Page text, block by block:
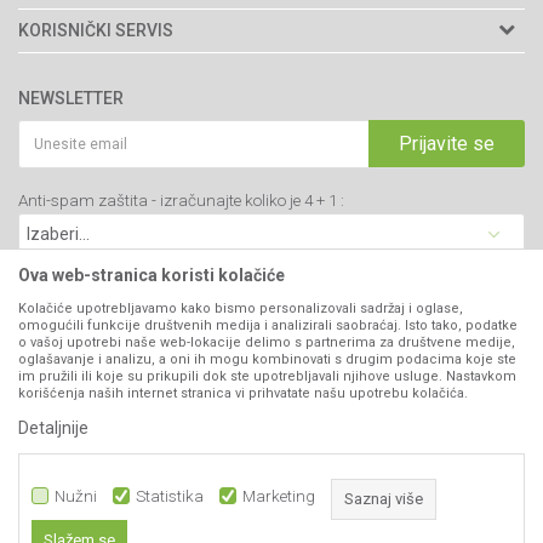
Adresa: Kraljevačkog bataljona 235/2
34000 Kragujevac, Srbija
webshop@agromarket.rs
PIB: 102135221
Matični broj: 07593252
O nama
Prodavnice
Brendovi
Katalozi
Blog
Najčešća pitanja
KORISNIČKI SERVIS
Politika privatnosti
Kako kupiti
Isporuka
Click & Collect
Načini plaćanja
Plaćanje karticama
Web kredit Raiffeisen banke
Pravo na odustajanje
Reklamacije
Zamena artikala
NEWSLETTER
Prijavite se
Anti-spam zaštita - izračunajte koliko je 4 + 1 :
VIBER I SMS NEWSLETTER
Prijavite se
PRATITE NAS
Ova web-stranica koristi kolačiće
Kolačiće upotrebljavamo kako bismo personalizovali sadržaj i oglase,
omogućili funkcije društvenih medija i analizirali saobraćaj. Isto tako, podatke
o vašoj upotrebi naše web-lokacije delimo s partnerima za društvene medije,
oglašavanje i analizu, a oni ih mogu kombinovati s drugim podacima koje ste
im pružili ili koje su prikupili dok ste upotrebljavali njihove usluge. Nastavkom
korišćenja naših internet stranica vi prihvatate našu upotrebu kolačića.
Detaljnije
Nužni Statistika Marketing Saznaj više